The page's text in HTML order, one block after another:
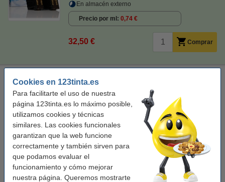
Cookies en 123tinta.es
Para facilitarte el uso de nuestra
página 123tinta.es lo máximo posible,
utilizamos cookies y técnicas
similares. Las cookies funcionales
garantizan que la web funcione
correctamente y también sirven para
que podamos evaluar el
funcionamiento y cómo mejorar
nuestra página. Queremos mostrarte
En almacén externo
Precio por ml 0,74 €
32,50 € Comprar
negro cartucho de tinta 18 ml
Ver características y descripción
Precio por ml 1,47 €
Comprar
Producto descatalogado.